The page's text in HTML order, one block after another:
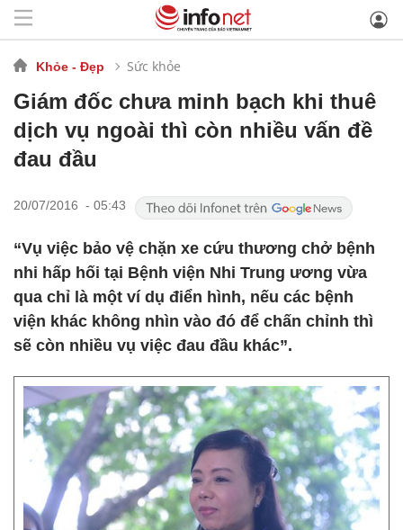
Khỏe - Đẹp Sức khỏe
Giám đốc chưa minh bạch khi thuê
dịch vụ ngoài thì còn nhiều vấn đề
đau đầu
20/07/2016 - 05:43
“Vụ việc bảo vệ chặn xe cứu thương chở bệnh
nhi hấp hối tại Bệnh viện Nhi Trung ương vừa
qua chỉ là một ví dụ điển hình, nếu các bệnh
viện khác không nhìn vào đó để chấn chỉnh thì
sẽ còn nhiều vụ việc đau đầu khác”.